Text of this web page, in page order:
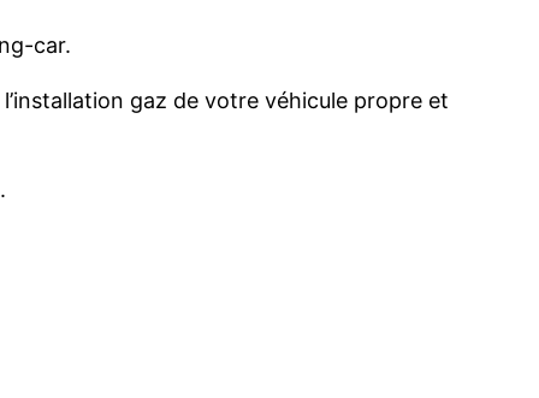
car.
gaz de votre véhicule propre et